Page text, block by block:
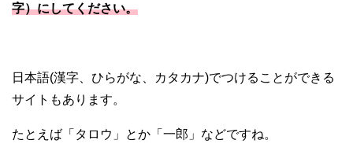
字）にしてください。
日本語(漢字、ひらがな、カタカナ)でつけることができる
サイトもあります。
たとえば「タロウ」とか「一郎」などですね。